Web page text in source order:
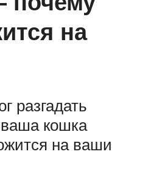
на
разгадать
ваша кошка
на ваши